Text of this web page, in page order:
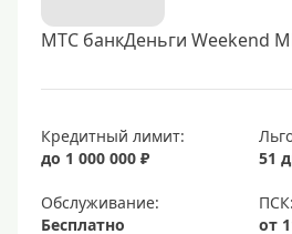
МТС банкДеньги Weekend
Кредитный лимит:
до 1 000 000 ₽
51
Обслуживание:
Бесплатно